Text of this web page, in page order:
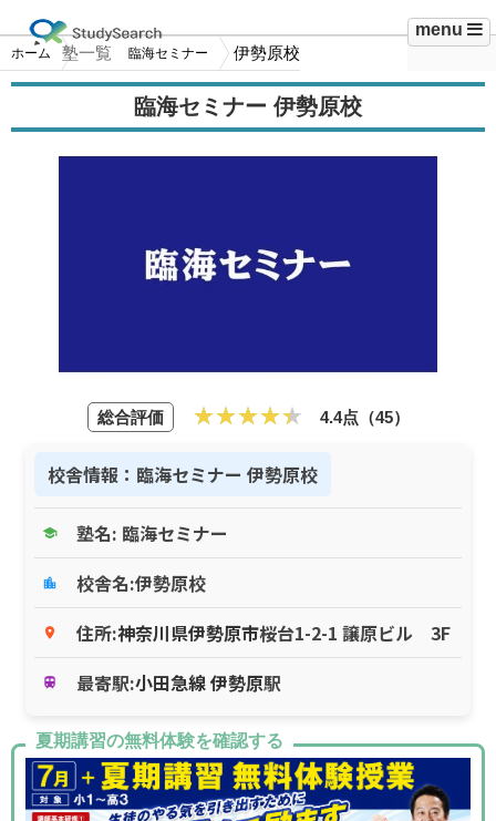
menu
ホーム 塾一覧 臨海セミナー 伊勢原校
臨海セミナー 伊勢原校
総合評価 4.4点（45）
校舎情報：臨海セミナー 伊勢原校
school 塾名: 臨海セミナー
location_city 校舎名:伊勢原校
place 住所:神奈川県伊勢原市桜台1-2-1 譲原ビル 3F
train 最寄駅:小田急線伊勢原駅
夏期講習の無料体験を確認する